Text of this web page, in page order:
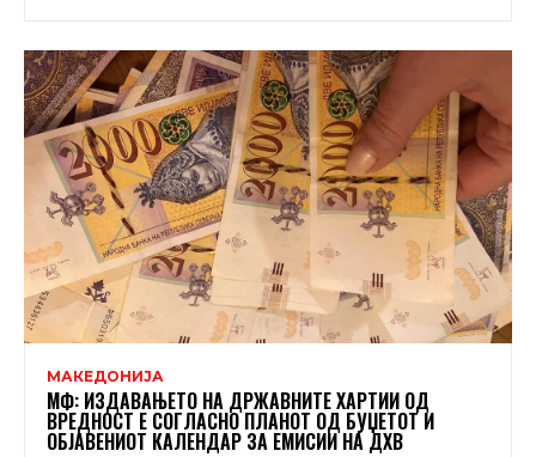
МАКЕДОНИЈА
МФ: ИЗДАВАЊЕТО НА ДРЖАВНИТЕ ХАРТИИ ОД
ВРЕДНОСТ Е СОГЛАСНО ПЛАНОТ ОД БУЏЕТОТ И
ОБЈАВЕНИОТ КАЛЕНДАР ЗА ЕМИСИИ НА ДХВ